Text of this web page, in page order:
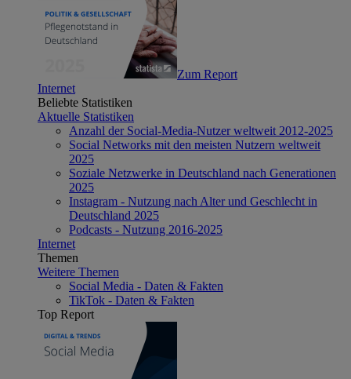
Zum Report
Internet
Beliebte Statistiken
Aktuelle Statistiken
Anzahl der Social-Media-Nutzer weltweit 2012-2025
Social Networks mit den meisten Nutzern weltweit
2025
Soziale Netzwerke in Deutschland nach Generationen
2025
Instagram - Nutzung nach Alter und Geschlecht in
Deutschland 2025
Podcasts - Nutzung 2016-2025
Internet
Themen
Weitere Themen
Social Media - Daten & Fakten
TikTok - Daten & Fakten
Top Report